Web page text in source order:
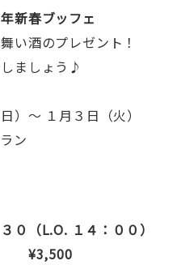
新春ブッフェ
い酒のプレゼント！
ましょう♪
）～ １月３日（火）
ン
０（L.O. １４：００）